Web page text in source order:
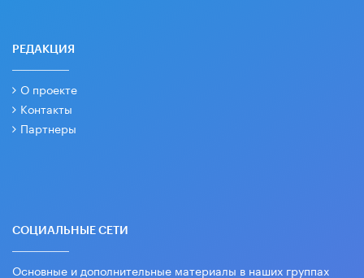
РЕДАКЦИЯ
О проекте
Контакты
Партнеры
СОЦИАЛЬНЫЕ СЕТИ
Основные и дополнительные материалы в наших группах